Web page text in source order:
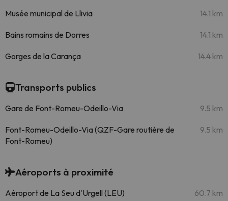
Musée municipal de Llivia 14.1 km
Bains romains de Dorres 14.1 km
Gorges de la Carança 14.4 km
Transports publics
Gare de Font-Romeu-Odeillo-Via 9.5 km
Font-Romeu-Odeillo-Via (QZF-Gare routière de
Font-Romeu)
9.5 km
Aéroports à proximité
Aéroport de La Seu d'Urgell (LEU) 60.7 km